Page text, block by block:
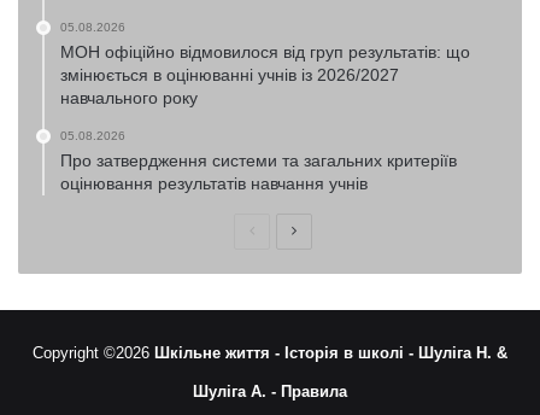
05.08.2026
МОН офіційно відмовилося від груп результатів: що
змінюється в оцінюванні учнів із 2026/2027
навчального року
05.08.2026
Про затвердження системи та загальних критеріїв
оцінювання результатів навчання учнів
ПопередняНаступна
Copyright ©2026 Шкільне життя - Історія в школі - Шуліга Н. &
Шуліга А. - Правила